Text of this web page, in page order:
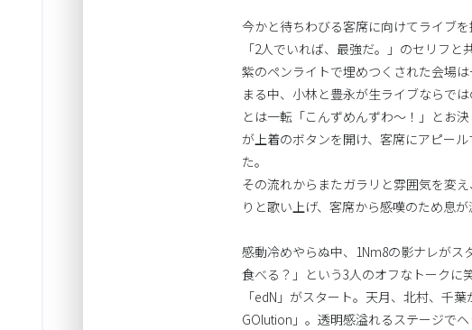
今かと待ちわびる客席に向けてライブ
「2人でいれば、最強だ。」のセリフ
紫のペンライトで埋めつくされた会場
まる中、小林と豊永が生ライブならで
とは一転「こんずめんずわ～！」とお
が上着のボタンを開け、客席にアピー
た。
その流れからまたガラリと雰囲気を変
りと歌い上げ、客席から感嘆のため息が
感動冷めやらぬ中、1Nm8の影ナレが
食べる？」という3人のオフなトークに
「edN」がスタート。天月、北村、千
GOlution」。透明感溢れるステージで